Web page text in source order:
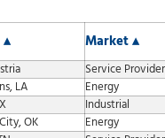
Market ▴
Service Provider
LA
Energy
Industrial
OK
Energy